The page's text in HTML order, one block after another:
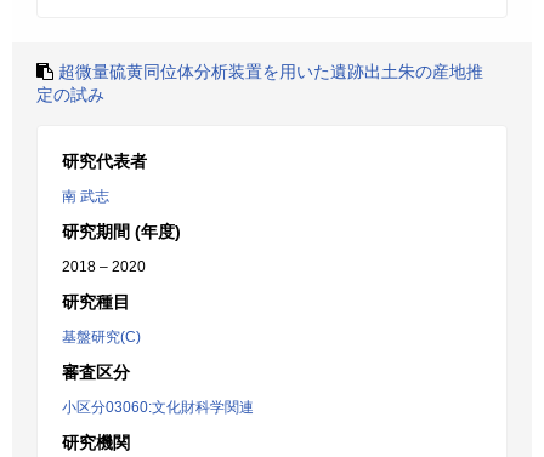
超微量硫黄同位体分析装置を用いた遺跡出土朱の産地推
定の試み
研究代表者
南 武志
研究期間 (年度)
2018 – 2020
研究種目
基盤研究(C)
審査区分
小区分03060:文化財科学関連
研究機関